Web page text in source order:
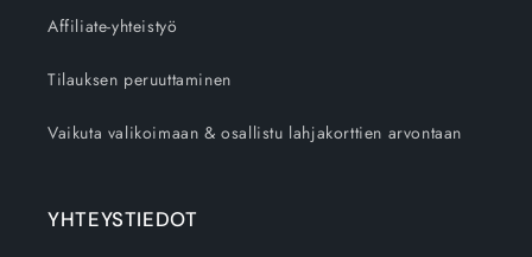
Affiliate-yhteistyö
Tilauksen peruuttaminen
Vaikuta valikoimaan & osallistu lahjakorttien arvontaan
YHTEYSTIEDOT